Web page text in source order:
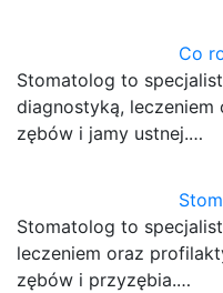
Co
Stomatolog to
diagnostyką,
zębów i jamy ustnej.…
Stomatolog to
leczeniem oraz
zębów i przyzębia.…